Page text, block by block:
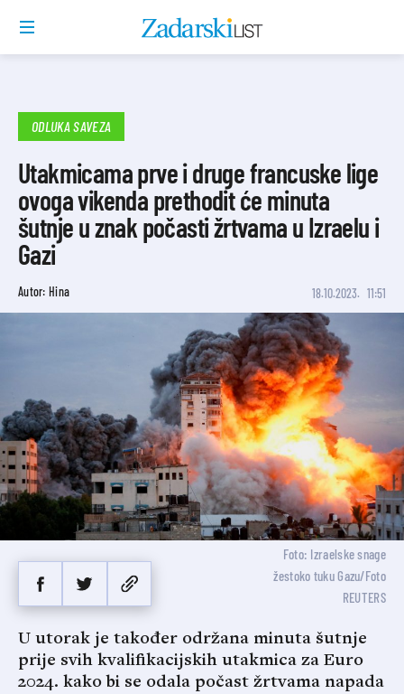
ODLUKA SAVEZA
Utakmicama prve i druge francuske lige
ovoga vikenda prethodit će minuta
šutnje u znak počasti žrtvama u Izraelu i
Gazi
Autor: Hina 18.10.2023. 11:51
Foto: Izraelske snage
žestoko tuku Gazu/Foto
REUTERS
U utorak je također održana minuta šutnje
prije svih kvalifikacijskih utakmica za Euro
2024. kako bi se odala počast žrtvama napada